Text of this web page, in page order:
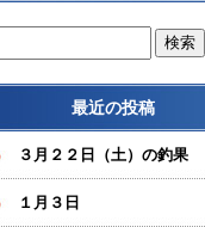
最近の投稿
３月２２日（土）の釣果
１月３日